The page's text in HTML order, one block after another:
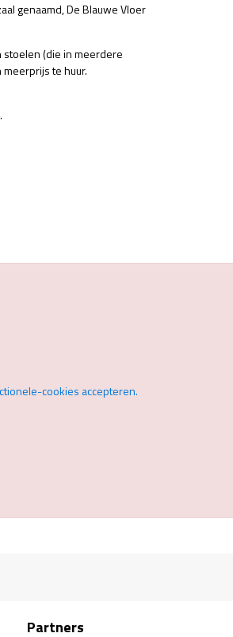
genaamd, De Blauwe Vloer
(die in meerdere
te huur.
cookies accepteren.
Partners